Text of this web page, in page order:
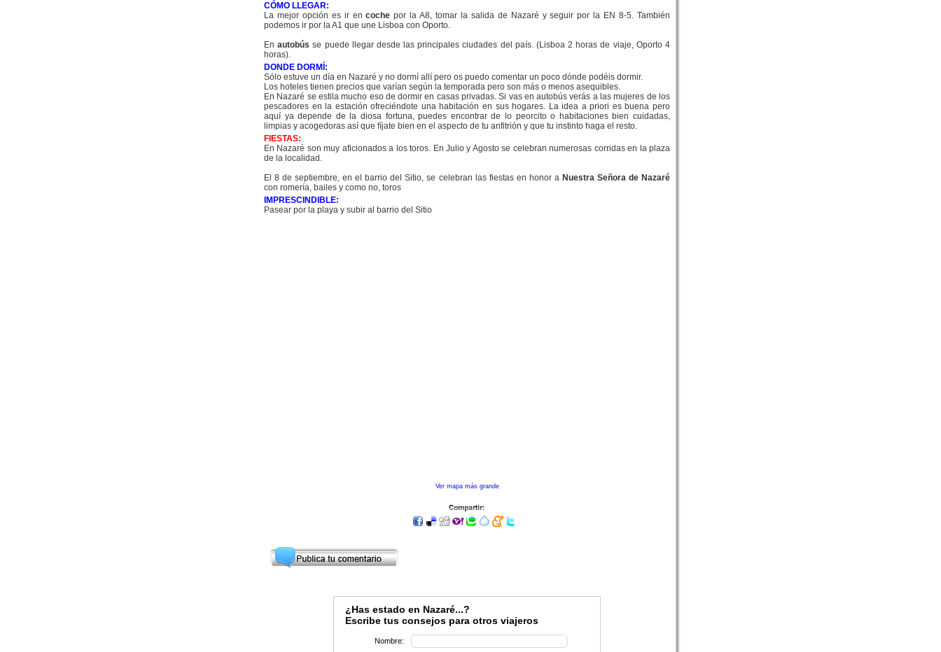
CÓMO LLEGAR:
La mejor opción es ir encoche por la A8, tomar la salida de Nazaré y seguir por la EN 8-5. También
podemos ir por la A1 que une Lisboa con Oporto.
Enautobús se puede llegar desde las principales ciudades del país. (Lisboa 2 horas de viaje, Oporto 4
horas).
DONDE DORMÍ:
Sólo estuve un día en Nazaré y no dormí allí pero os puedo comentar un poco dónde podéis dormir.
Los hoteles tienen precios que varían según la temporada pero son más o menos asequibles.
En Nazaré se estila mucho eso de dormir en casas privadas. Si vas en autobús verás a las mujeres de los
pescadores en la estación ofreciéndote una habitación en sus hogares. La idea a priori es buena pero
aquí ya depende de la diosa fortuna, puedes encontrar de lo peorcito o habitaciones bien cuidadas,
limpias y acogedoras así que fíjate bien en el aspecto de tu anfitrión y que tu instinto haga el resto.
FIESTAS:
En Nazaré son muy aficionados a los toros. En Julio y Agosto se celebran numerosas corridas en la plaza
de la localidad.
El 8 de septiembre, en el barrio del Sitio, se celebran las fiestas en honor a Nuestra Señora de Nazaré
con romería, bailes y como no, toros
IMPRESCINDIBLE:
Pasear por la playa y subir al barrio del Sitio
Ver mapa más grande
¿Has estado en Nazaré...?
Escribe tus consejos para otros viajeros
Nombre: